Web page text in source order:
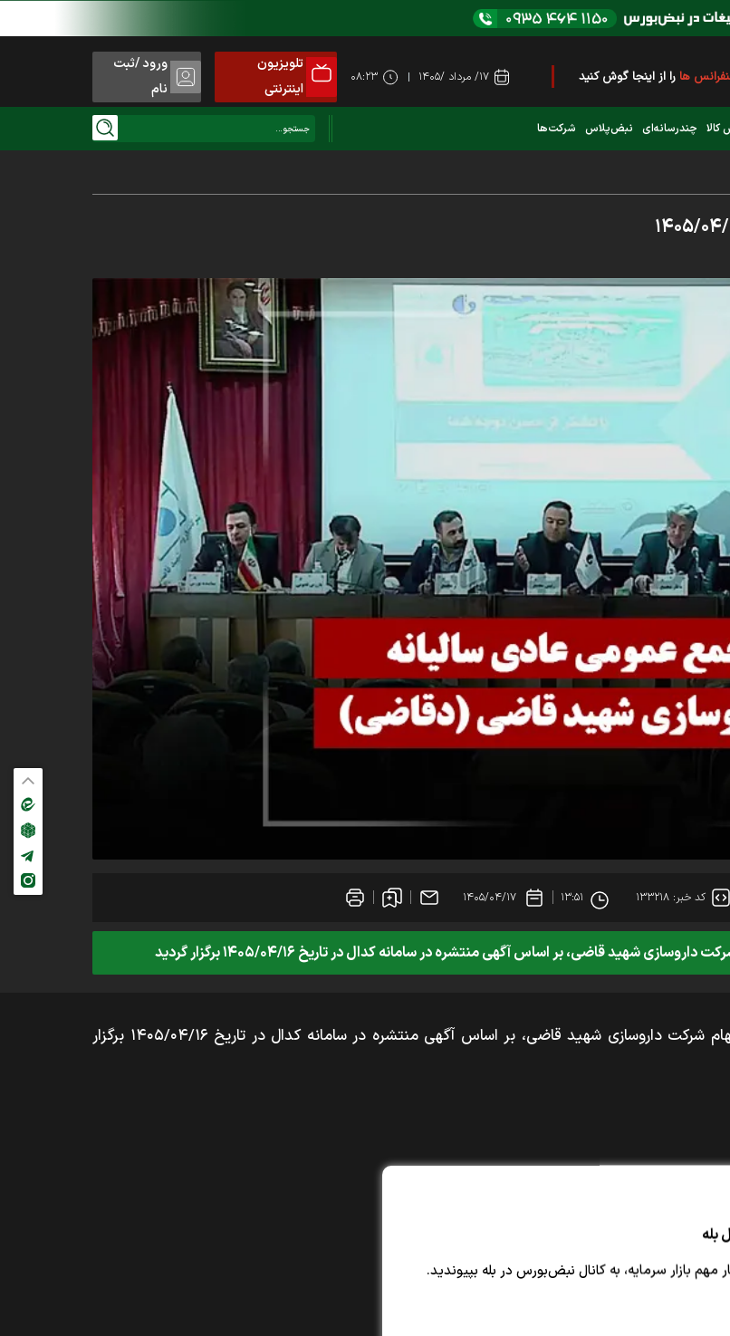
هارا از اینجا گوش کنید
است؟ (کلیک کنید)
تلویزیون
اینترنتی
ورود /ثبت
نام
کالا چندرسانه‌ای نبض‌پلاس شرکت‌ها
بله
مهم بازار سرمایه، به کانال نبض‌بورس در بله بپیوندید.
کد خبر: ۱۳۳۲۱۸ ۱۳:۵۱ ۱۴۰۵/۰۴/۱۷
قاضی، بر اساس آگهی منتشره در سامانه کدال در تاریخ ۱۴۰۵/۰۴/۱۶ برگزار گردید
به گزارش نبض بورس، مجمع عمومی عادی سالیانه صاحبان سهام شرکت داروسازی شهید قاضی، بر اساس آگهی منتشره در سامانه کدال در تاریخ ۱۴۰۵/۰۴/۱۶ برگزار